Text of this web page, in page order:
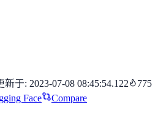
新于: 2023-07-08 08:45:54.122
775
Face
Compare